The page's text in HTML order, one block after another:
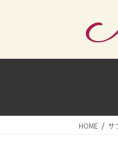
ツ
ッ
シ
移
HOME サ